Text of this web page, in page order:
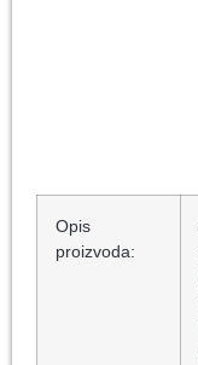
Opis
proizvoda: